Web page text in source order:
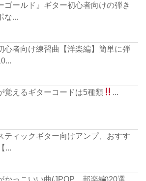
ゴールド』ギター初心者向けの弾き
な...
心者向け練習曲【洋楽編】簡単に弾
覚えるギターコードは5種類 ...
ティックギター向けアンプ、おすす
かっこいい曲(JPOP、邦楽編)20選